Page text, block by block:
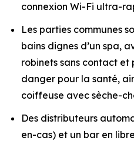
connexion Wi-Fi ultra-
Les parties communes
bains dignes d’un spa,
robinets sans contact
danger pour la santé,
coiffeuse avec sèche-
Des distributeurs
en-cas) et un bar en